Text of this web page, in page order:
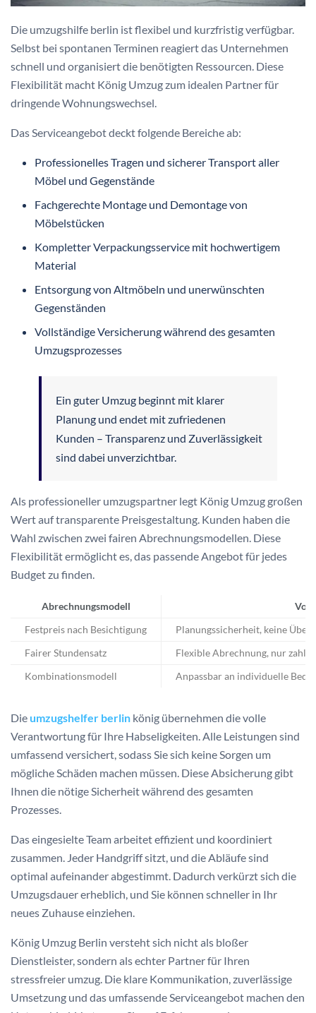
Die umzugshilfe berlin ist flexibel und kurzfristig verfügbar.
Selbst bei spontanen Terminen reagiert das Unternehmen
schnell und organisiert die benötigten Ressourcen. Diese
Flexibilität macht König Umzug zum idealen Partner für
dringende Wohnungswechsel.
Das Serviceangebot deckt folgende Bereiche ab:
Professionelles Tragen und sicherer Transport aller
Möbel und Gegenstände
Fachgerechte Montage und Demontage von
Möbelstücken
Kompletter Verpackungsservice mit hochwertigem
Material
Entsorgung von Altmöbeln und unerwünschten
Gegenständen
Vollständige Versicherung während des gesamten
Umzugsprozesses
Ein guter Umzug beginnt mit klarer
Planung und endet mit zufriedenen
Kunden – Transparenz und Zuverlässigkeit
sind dabei unverzichtbar.
Als professioneller umzugspartner legt König Umzug großen
Wert auf transparente Preisgestaltung. Kunden haben die
Wahl zwischen zwei fairen Abrechnungsmodellen. Diese
Flexibilität ermöglicht es, das passende Angebot für jedes
Budget zu finden.
Abrechnungsmodell
Festpreis nach Besichtigung Planungssicherheit, keine
Fairer Stundensatz Flexible Abrechnung, nur
Kombinationsmodell Anpassbar an individuelle
Die umzugshelfer berlin könig übernehmen die volle
Verantwortung für Ihre Habseligkeiten. Alle Leistungen sind
umfassend versichert, sodass Sie sich keine Sorgen um
mögliche Schäden machen müssen. Diese Absicherung gibt
Ihnen die nötige Sicherheit während des gesamten
Prozesses.
Das eingesielte Team arbeitet effizient und koordiniert
zusammen. Jeder Handgriff sitzt, und die Abläufe sind
optimal aufeinander abgestimmt. Dadurch verkürzt sich die
Umzugsdauer erheblich, und Sie können schneller in Ihr
neues Zuhause einziehen.
König Umzug Berlin versteht sich nicht als bloßer
Dienstleister, sondern als echter Partner für Ihren
stressfreier umzug. Die klare Kommunikation, zuverlässige
Umsetzung und das umfassende Serviceangebot machen den